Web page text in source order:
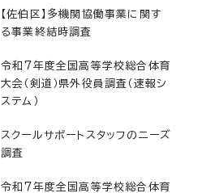
【佐伯区】多機関協働事業に関す
る事業終結時調査
令和7年度全国高等学校総合体育
大会（剣道）県外役員調査（速報シ
ステム）
スクールサポートスタッフのニーズ
調査
令和7年度全国高等学校総合体育